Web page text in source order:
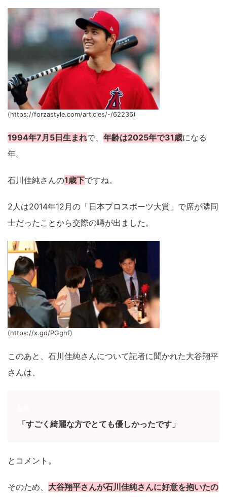
(https://forzastyle.com/articles/-/62236)
1994年7月5日生まれで、 年齢は2025年で31歳になる
年。
石川佳純さんの1歳下ですね。
2人は2014年12月の「日本プロスポーツ大賞」で席が隣同
士だったことから交際の噂が出ました。
(https://x.gd/PGghf)
このあと、石川佳純さんについて記者に聞かれた大谷翔平
さんは、
「すごく綺麗な方でとても優しかったです」
とコメント。
そのため、 大谷翔平さんが石川佳純さんに好意を抱いたの